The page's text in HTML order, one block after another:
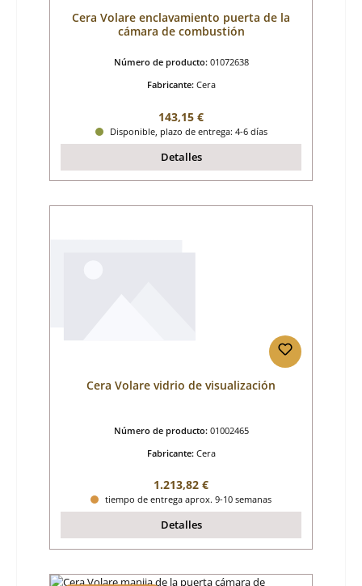
Cera Volare enclavamiento puerta de la
cámara de combustión
Número de producto: 01072638
Fabricante: Cera
Precio normal:
143,15 €
Disponible, plazo de entrega: 4-6 días
Detalles
Cera Volare vidrio de visualización
Número de producto: 01002465
Fabricante: Cera
Precio normal:
1.213,82 €
tiempo de entrega aprox. 9-10 semanas
Detalles